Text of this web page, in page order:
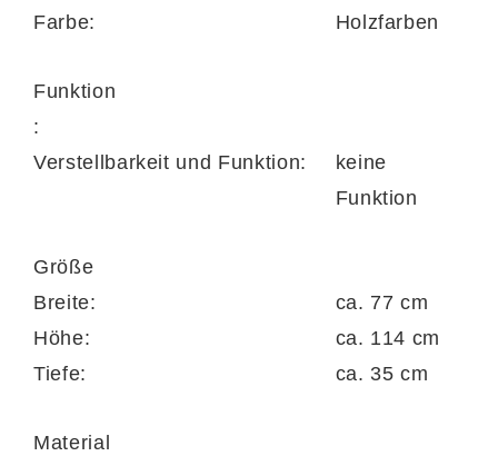
es zum absoluten Blickfang in Ihren vier
Farbe:
Holzfarben
Funktion
:
Verstellbarkeit und Funktion:
keine
Funktion
Größe
Breite:
ca. 77 cm
Höhe:
ca. 114 cm
Tiefe:
ca. 35 cm
Material